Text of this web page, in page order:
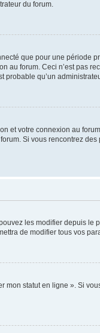
du forum.
que pour une période
au forum. Ceci n’est pas
qu’un
et votre connexion au
Si vous rencontrez
les modifier depuis le
de modifier tous vos
statut en ligne ». Si